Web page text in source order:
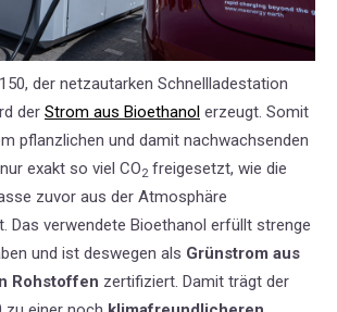
der netzautarken Schnellladestation
der Strom aus Bioethanol erzeugt. Somit
pflanzlichen und damit nachwachsenden
exakt so viel CO2 freigesetzt, wie die
zuvor aus der Atmosphäre
Das verwendete Bioethanol erfüllt strenge
und ist deswegen als Grünstrom aus
Rohstoffen zertifiziert. Damit trägt der